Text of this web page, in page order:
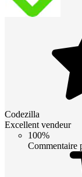
Codezilla
Excellent vendeur
100%
Commentaire